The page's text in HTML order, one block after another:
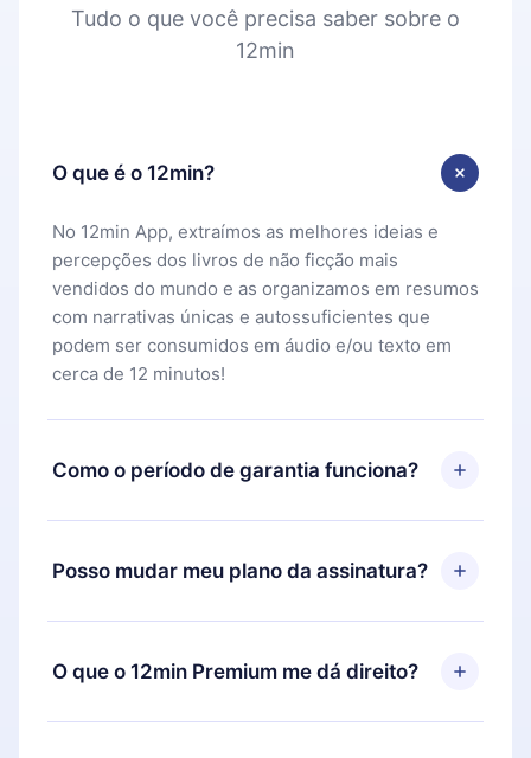
Tudo o que você precisa saber sobre o
12min
O que é o 12min?
No 12min App, extraímos as melhores ideias e
percepções dos livros de não ficção mais
vendidos do mundo e as organizamos em resumos
com narrativas únicas e autossuficientes que
podem ser consumidos em áudio e/ou texto em
cerca de 12 minutos!
Como o período de garantia funciona?
Você pode baixar nosso aplicativo e começar a
aproveitar nossa biblioteca. Se por algum motivo
não ficar satisfeito com nossa plataforma, basta
e solicitar o reembolso do valor. Você receberá
Posso mudar meu plano da assinatura?
Sim, mas a mudança só se aplicará a partir do
próximo período de cobrança. Por exemplo, se
você decidiu mudar sua assinatura mensal para
O que o 12min Premium me dá direito?
O 12min Premium é um plano que te garante